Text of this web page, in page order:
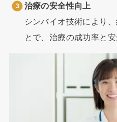
治療の安全性向上
シンバイオ技術により
とで、治療の成功率と